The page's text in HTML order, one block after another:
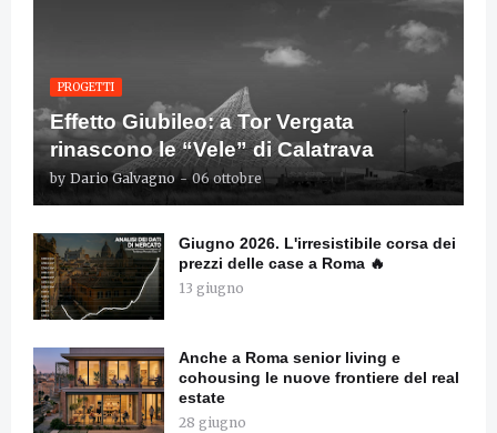
PROGETTI
Effetto Giubileo: a Tor Vergata
rinascono le “Vele” di Calatrava
by Dario Galvagno - 06 ottobre
Giugno 2026. L'irresistibile corsa dei
prezzi delle case a Roma 🔥
13 giugno
Anche a Roma senior living e
cohousing le nuove frontiere del real
estate
28 giugno